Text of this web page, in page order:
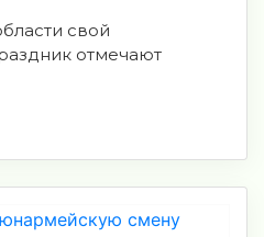
свой
отмечают